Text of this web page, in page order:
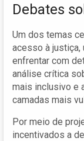
Debates
Um dos temas
acesso à justiça,
enfrentar com
análise crítica
mais inclusivo e
camadas mais
Por meio de
incentivados a